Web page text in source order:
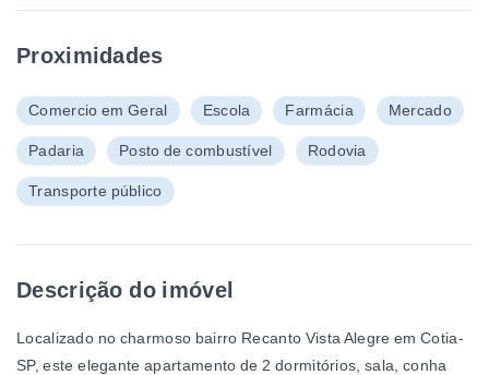
Proximidades
Comercio em Geral Escola Farmácia Mercado
Padaria Posto de combustível Rodovia
Transporte público
Descrição do imóvel
Localizado no charmoso bairro Recanto Vista Alegre em Cotia-
SP, este elegante apartamento de 2 dormitórios, sala, conha